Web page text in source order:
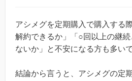
アシメグを定期購入で購入する
解約できるか」「○回以上の継
ないか」と不安になる方も多い
結論から言うと、アシメグの定